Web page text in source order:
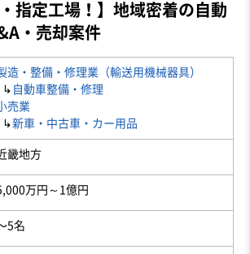
指定工場！】地域密着の自動
・売却案件
造・整備・修理業（輸送用機械器具）
↳ 自動車整備・修理
売業
↳新車・中古車・カー用品
畿地方
万円～1億円
5名